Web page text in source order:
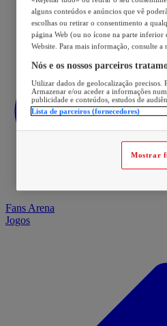
Fans Arena
Jogos
alguns conteúdos e anúncios que vê
escolhas ou retirar o consentimento a
página Web (ou no ícone na parte inferior
Website. Para mais informação, consulte a
Nós e os nossos parceiros
Utilizar dados de geolocalização precisos.
Armazenar e/ou aceder a informações
publicidade e conteúdos, estudos de
Lista de parceiros (fornecedores)
Mostrar